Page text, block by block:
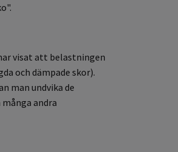
visat att belastningen
och dämpade skor).
man undvika de
andra